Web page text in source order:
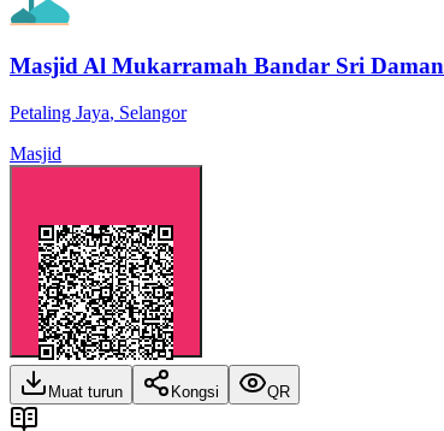
Masjid Al Mukarramah Bandar Sri
Petaling Jaya, Selangor
Masjid
Muat turun Kongsi QR